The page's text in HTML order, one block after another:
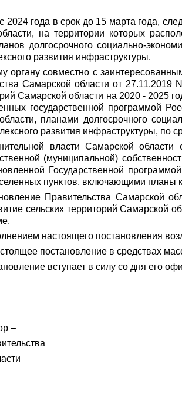
2024 года в срок до 15 марта года,
на территории которых
долгосрочного социально-
развития инфраструктуры.
органу совместно с
Самарской области от
Самарской области на 2020 -
государственной программой
планами долгосрочного
развития инфраструктуры, по
власти Самарской области
(муниципальной)
Государственной
пунктов, включающими планы
Правительства Самарской
сельских территорий Самарской
настоящего постановления
постановление в средствах
вступает в силу со дня его
–